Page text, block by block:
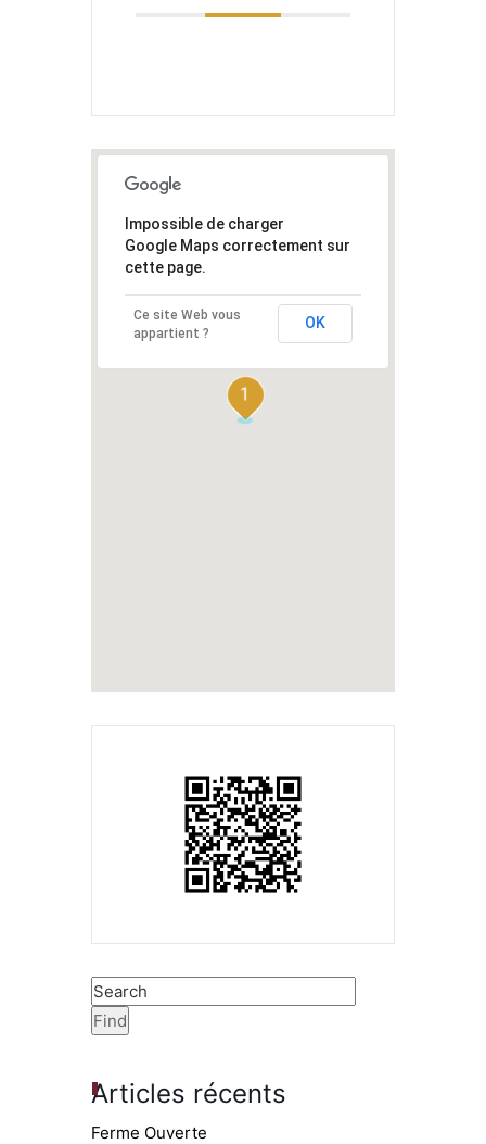
1
Impossible de charger
Google Maps correctement sur
cette page.
Ce site Web vous
appartient ?
OK
Articles récents
Ferme Ouverte